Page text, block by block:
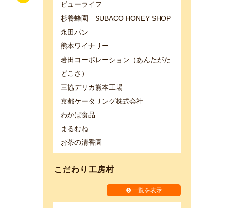
ビューライフ
杉養蜂園 SUBACO HONEY SHOP
永田パン
熊本ワイナリー
岩田コーポレーション（あんたがた
どこさ）
三協デリカ熊本工場
京都ケータリング株式会社
わかば食品
まるむね
お茶の清香園
こだわり工房村
一覧を表示